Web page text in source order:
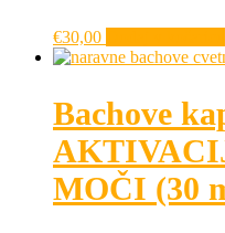
€30,00
Bachove
MOČI (30